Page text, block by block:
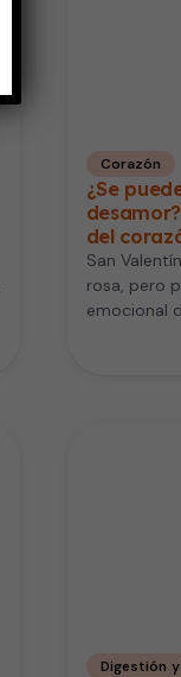
Corazón
¿Se
del
San
rosa, pero
emocional
Digestión